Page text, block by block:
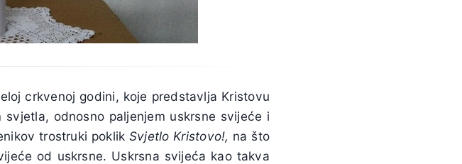
crkvenoj godini, koje predstavlja Kristovu
odnosno paljenjem uskrsne svijeće i
trostruki poklik Svjetlo Kristovo!, na što
od uskrsne. Uskrsna svijeća kao takva